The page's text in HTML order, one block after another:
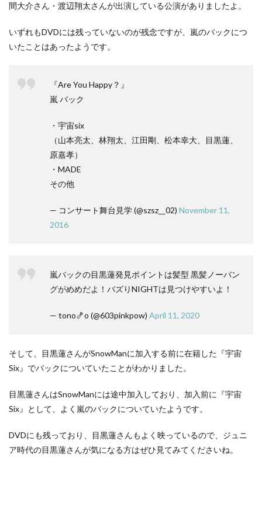
間大介さん・渡辺翔太さんが出演している公演がありましたよ。
いずれもDVDには残っていないのが残念ですが、嵐のバックにつ
いたことはあったようです。
『Are You Happy？』
嵐 バック
・宇宙six
（山本亮太、林翔太、江田剛、松本幸大、目黒蓮、
原嘉孝）
・MADE
その他
— コンサート舞台見学 (@szsz__02) November 11,
2016
嵐バックの目黒蓮発見ポイントは髪型 黒髪ノーバン
グがめめだよ！バズりNIGHTは見つけやすいよ！
— tono🍤o (@603pinkpow) April 11, 2020
そして、目黒蓮さんがSnowManに加入する前に在籍した『宇宙
Six』でバックについていたことがわかりました。
目黒蓮さんはSnowManには途中加入しており、加入前に『宇宙
Six』として、よく嵐のバックについていたようです。
DVDにも残っており、目黒蓮さんもよく映っているので、ジュニ
ア時代の目黒蓮さんが気になる方はぜひ見てみてくださいね。